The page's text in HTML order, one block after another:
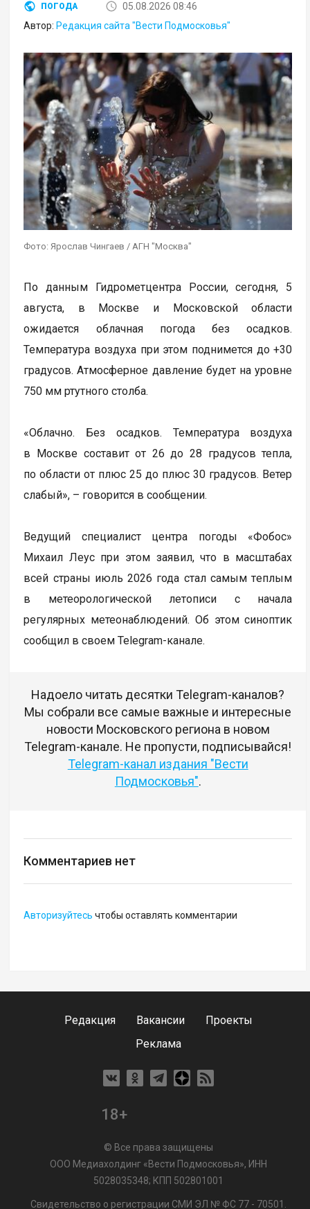
ПОГОДА
05.08.2026 08:46
Автор: Редакция сайта "Вести Подмосковья"
Фото: Ярослав Чингаев / АГН "Москва"
По данным Гидрометцентра России, сегодня, 5
августа, в Москве и Московской области
ожидается облачная погода без осадков.
Температура воздуха при этом поднимется до +30
градусов. Атмосферное давление будет на уровне
750 мм ртутного столба.
«Облачно. Без осадков. Температура воздуха
в Москве составит от 26 до 28 градусов тепла,
по области от плюс 25 до плюс 30 градусов. Ветер
слабый», – говорится в сообщении.
Ведущий специалист центра погоды «Фобос»
Михаил Леус при этом заявил, что в масштабах
всей страны июль 2026 года стал самым тeплым
в метеорологической летописи с начала
регулярных метеонаблюдений. Об этом синоптик
сообщил в своем Telegram-канале.
Надоело читать десятки Telegram-каналов?
Мы собрали все самые важные и интересные
новости Московского региона в новом
Telegram-канале. Не пропусти, подписывайся!
Telegram-канал издания "Вести
Подмосковья".
Комментариев нет
Авторизуйтесь чтобы оставлять комментарии
Редакция Вакансии
Проекты
Реклама
18+
© Все права защищены
ООО Медиахолдинг «Вести Подмосковья», ИНН
5028035348; КПП 502801001
Свидетельство о регистрации СМИ ЭЛ № ФС 77 - 70501.